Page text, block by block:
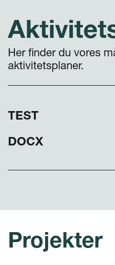
Her finder du vores
aktivitetsplaner.
TEST
DOCX
Projekter